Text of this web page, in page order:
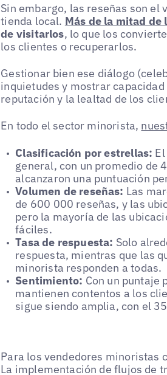
Sin embargo, las reseñas son el
tienda local. Más de la mitad de
de visitarlos, lo que los
los clientes o recuperarlos.
Gestionar bien ese diálogo
inquietudes y mostrar
reputación y la lealtad de los
En todo el sector minorista,
Clasificación por estrellas:
general, con un promedio de
alcanzaron una puntuación
Volumen de reseñas: Las
de 600 000 reseñas, y las
pero la mayoría de las
fáciles.
Tasa de respuesta: Solo
respuesta, mientras que las
minorista responden a todas.
Sentimiento: Con un puntaje
mantienen contentos a los
sigue siendo amplia, con el
Para los vendedores minoristas
La implementación de flujos de